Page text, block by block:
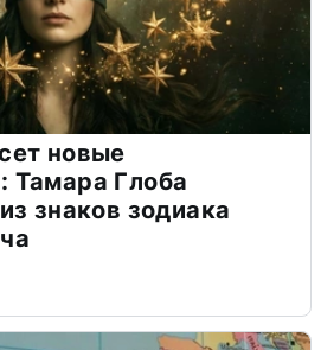
новые
Тамара Глоба
знаков зодиака